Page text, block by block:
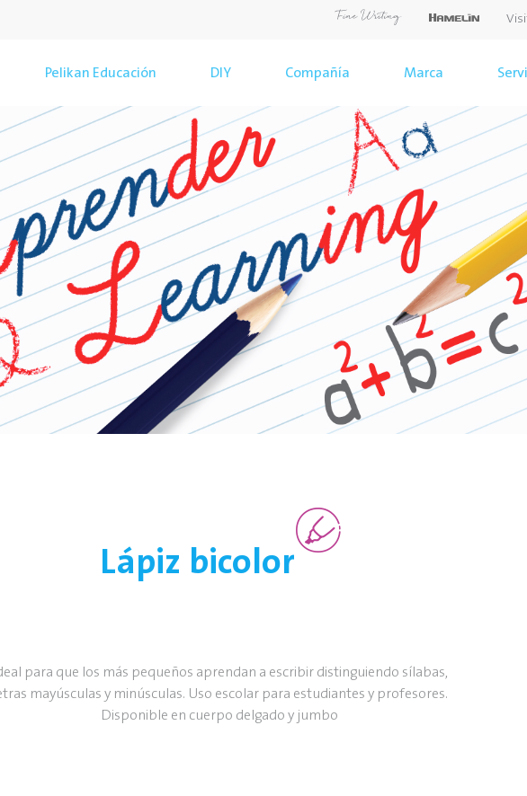
Pelikan Educación DIY Compañía Marca
Lápiz bicolor
para que los más pequeños aprendan a escribir distinguiendo sílabas,
mayúsculas y minúsculas. Uso escolar para estudiantes y profesores.
Disponible en cuerpo delgado y jumbo